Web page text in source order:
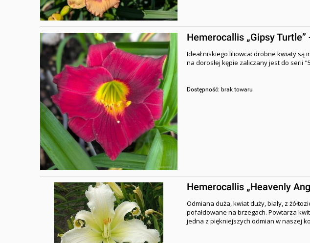
Hemerocallis „Gipsy
Ideał niskiego liliowca: drobne kwiaty są
na dorosłej kępie zaliczany jest do serii
Dostępność: brak towaru
Hemerocallis „Heavenly
Odmiana duża, kwiat duży, biały, z
pofałdowane na brzegach. Powtarza
jedna z piękniejszych odmian w naszej